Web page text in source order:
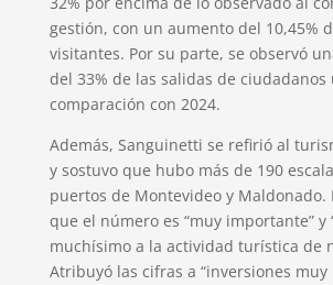
gestión, con un aumento del 10,45%
visitantes. Por su parte, se observó
del 33% de las salidas de ciudadanos
comparación con 2024.
Además, Sanguinetti se refirió al
y sostuvo que hubo más de 190
puertos de Montevideo y
que el número es “muy importante” y
muchísimo a la actividad turística de
Atribuyó las cifras a “inversiones muy